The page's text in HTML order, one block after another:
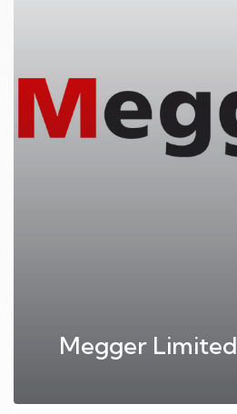
Megger Limited